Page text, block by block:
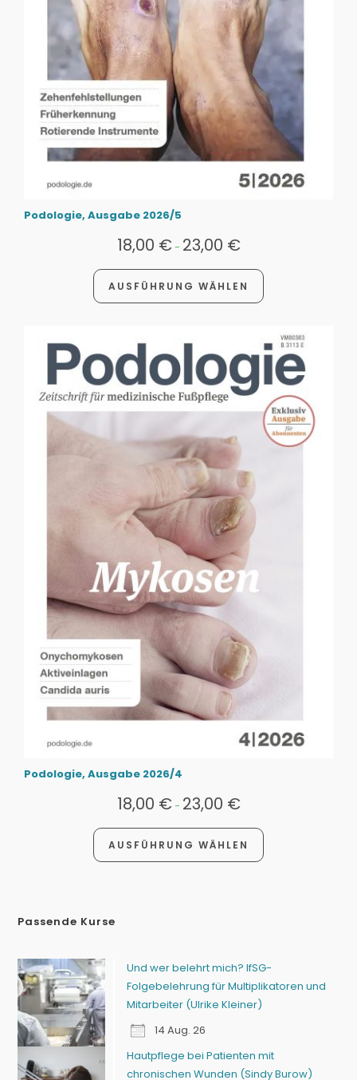
Podologie, Ausgabe 2026/5
18,00 €- 23,00 €
AUSFÜHRUNG WÄHLEN
Podologie, Ausgabe 2026/4
18,00 €- 23,00 €
AUSFÜHRUNG WÄHLEN
Passende Kurse
Und wer belehrt mich? IfSG-
Folgebelehrung für Multiplikatoren und
Mitarbeiter (Ulrike Kleiner)
14 Aug. 26
Hautpflege bei Patienten mit
chronischen Wunden (Sindy Burow)